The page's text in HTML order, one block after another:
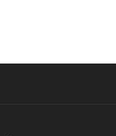
presenta